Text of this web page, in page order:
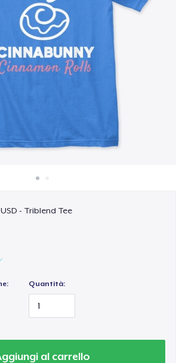
Vendi ovunque
Vendi qualsiasi cosa
USD - Triblend Tee
Quantità:
al carrello